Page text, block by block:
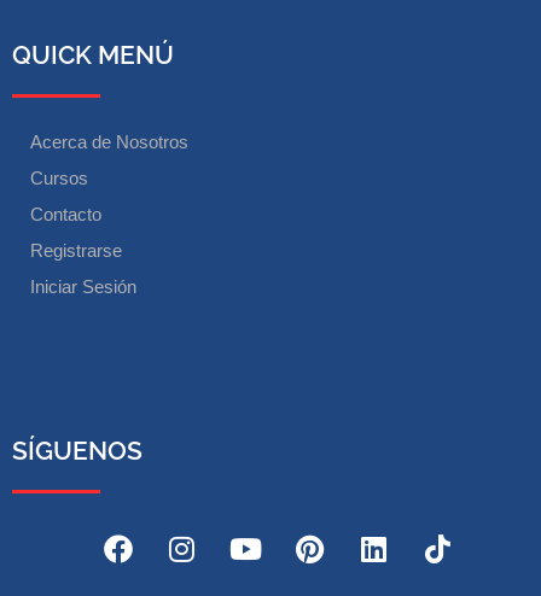
QUICK MENÚ
Acerca de Nosotros
Cursos
Contacto
Registrarse
Iniciar Sesión
SÍGUENOS